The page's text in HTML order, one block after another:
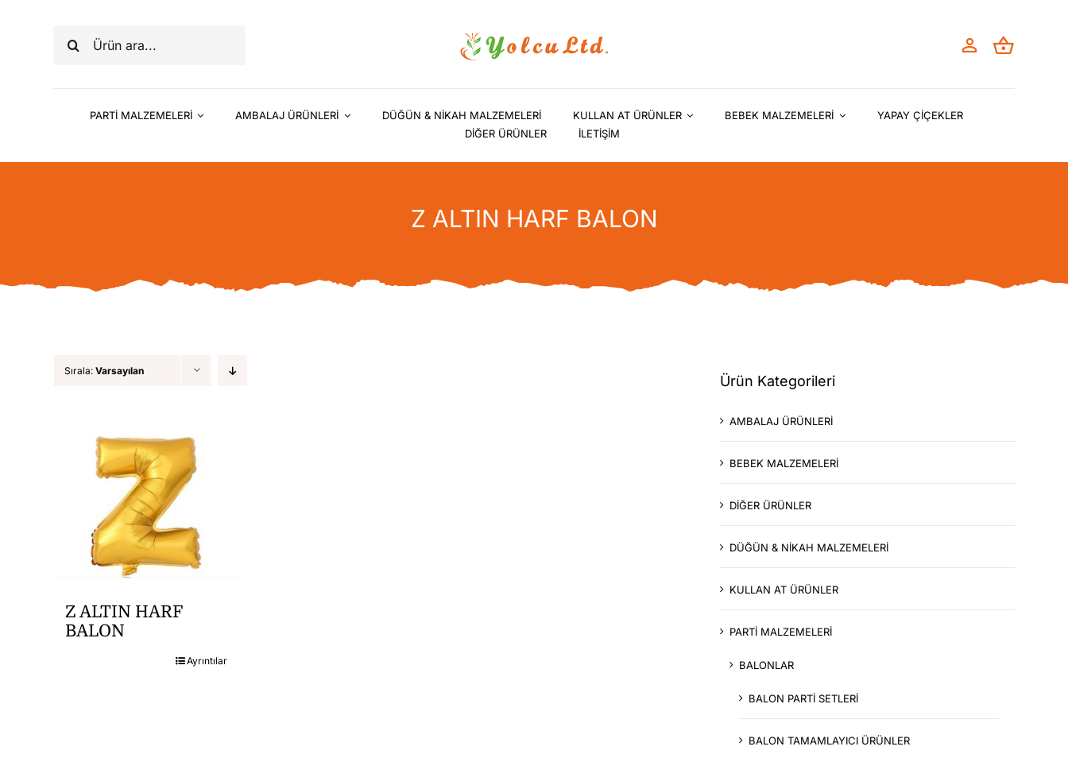
Ara:
PARTİ MALZEMELERİ AMBALAJ ÜRÜNLERİ DÜĞÜN & NİKAH MALZEMELERİ KULLAN AT ÜRÜNLER BEBEK MALZEMELERİ
YAPAY ÇİÇEKLER
DİĞER ÜRÜNLER
İLETİŞİM
Z ALTIN HARF BALON
Sırala:Varsayılan
Z ALTIN HARF
BALON
Ayrıntılar
Ürün Kategorileri
AMBALAJ ÜRÜNLERİ
BEBEK MALZEMELERİ
DİĞER ÜRÜNLER
DÜĞÜN & NİKAH MALZEMELERİ
KULLAN AT ÜRÜNLER
PARTİ MALZEMELERİ
BALONLAR
BALON PARTİ SETLERİ
BALON TAMAMLAYICI ÜRÜNLER